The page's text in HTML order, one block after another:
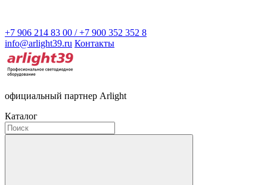
+7 906 214 83 00 / +7 900 352 352 8
info@arlight39.ru Контакты
официальный партнер Arlight
Каталог